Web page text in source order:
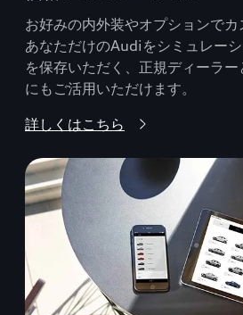
お好みの内外装やオプションでカ
あなただけのAudiをシミュレー
を保存いただく、正規ディーラ
にもご活用いただけます。
詳しくはこちら